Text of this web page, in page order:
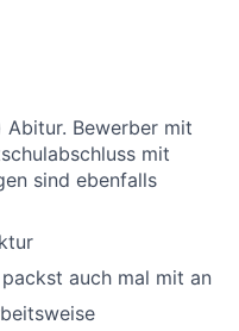
Bewerber mit
mit
sind ebenfalls
auch mal mit an